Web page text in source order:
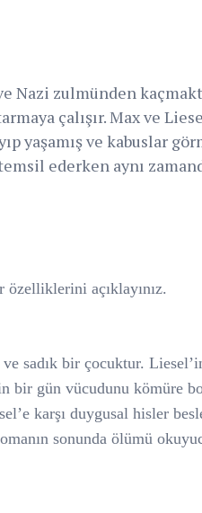
Nazi zulmünden
çalışır. Max ve
yaşamış ve kabuslar
ederken aynı
açıklayınız.
sadık bir çocuktur.
bir gün vücudunu kömüre
karşı duygusal hisler
sonunda ölümü